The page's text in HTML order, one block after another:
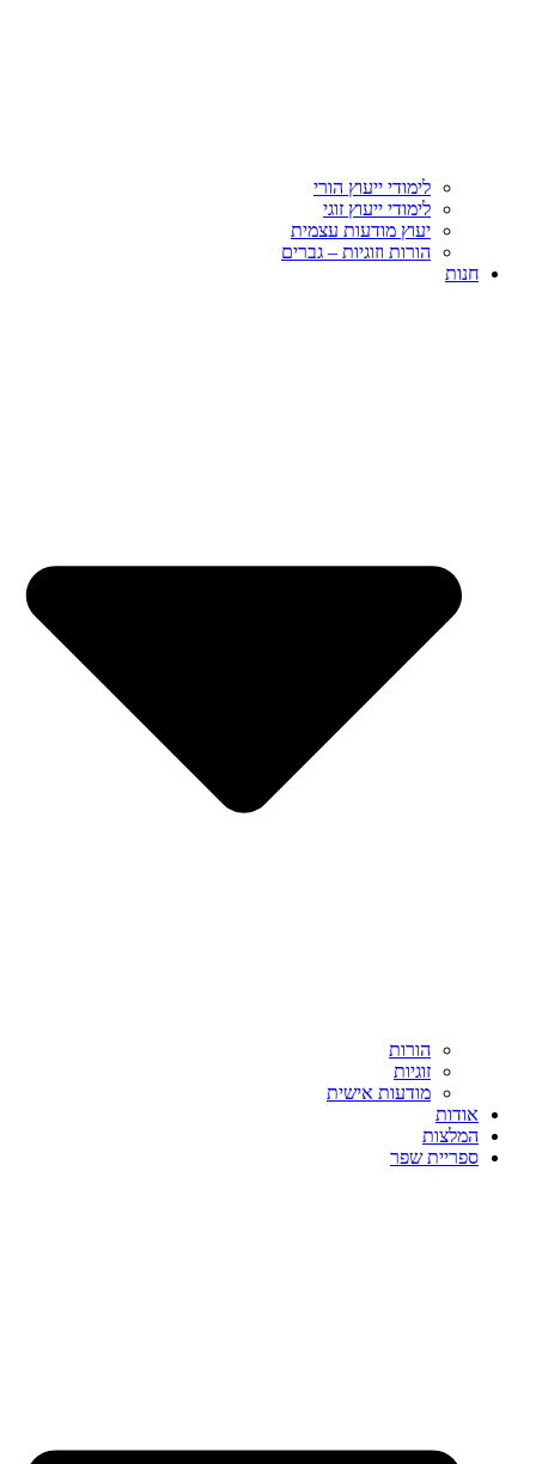
לימודי ייעוץ הורי
לימודי ייעוץ זוגי
יעוץ מודעות עצמית
הורות וזוגיות – גברים
חנות
הורות
זוגיות
מודעות אישית
אודות
המלצות
ספריית שפר